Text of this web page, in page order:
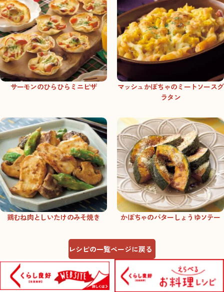
サーモンのひらひらミニピザ
マッシュかぼちゃのミートソースグ
ラタン
鶏むね肉としいたけのみそ焼き かぼちゃのバターしょうゆソテー
レシピの一覧ページに戻る